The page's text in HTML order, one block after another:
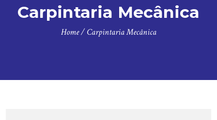
Carpintaria Mecânica
Home/ Carpintaria Mecânica